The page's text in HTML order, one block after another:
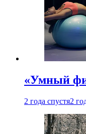
«Умный
2 года спустя2